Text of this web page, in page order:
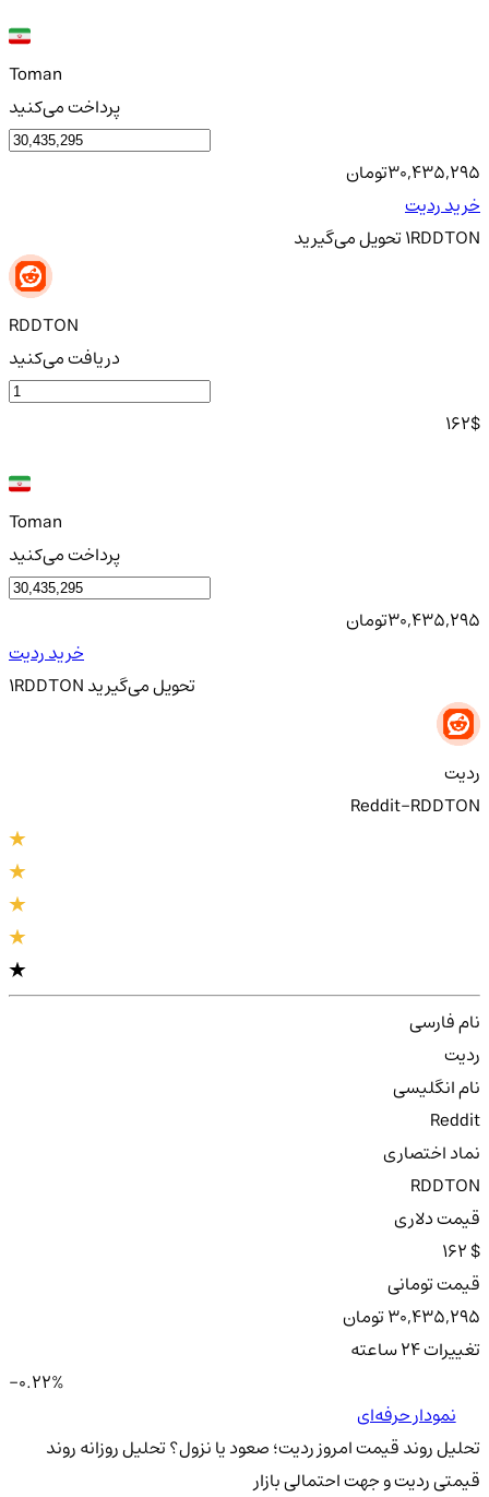
Toman
پرداخت می‌کنید
30,435,295تومان
خرید ردیت
1RDDTONتحویلمی‌گیرید
RDDTON
دریافت می‌کنید
162$
Toman
پرداخت می‌کنید
30,435,295تومان
خرید ردیت
1RDDTON تحویلمی‌گیرید
ردیت
Reddit-RDDTON
نام فارسی
ردیت
نام انگلیسی
Reddit
نماد اختصاری
RDDTON
قیمت دلاری
162 $
قیمت تومانی
30,435,295 تومان
تغییرات ۲۴ ساعته
-0.22%
نمودار حرفه‌ای
تحلیل روند قیمت امروز ردیت؛ صعود یا نزول؟تحلیل روزانه روند
قیمتی ردیت و جهت احتمالی بازار